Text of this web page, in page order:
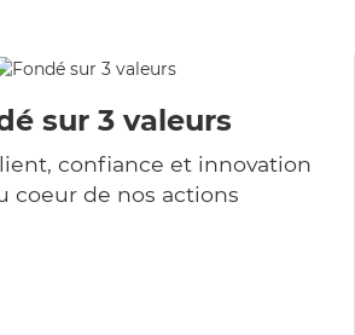
sur 3 valeurs
confiance et innovation
coeur de nos actions